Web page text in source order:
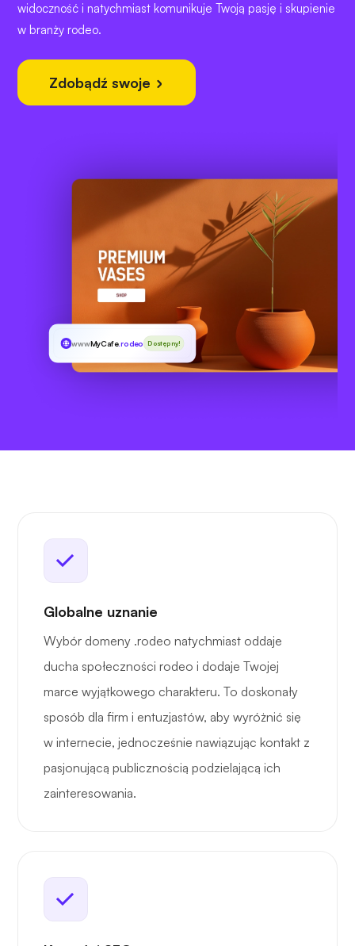
widoczność i natychmiast komunikuje Twoją pasję i skupienie
w branży rodeo.
Zdobądź swoje
wwwMyCafe.rodeo Dostępny!
Globalne uznanie
Wybór domeny .rodeo natychmiast oddaje
ducha społeczności rodeo i dodaje Twojej
marce wyjątkowego charakteru. To doskonały
sposób dla firm i entuzjastów, aby wyróżnić się
w internecie, jednocześnie nawiązując kontakt z
pasjonującą publicznością podzielającą ich
zainteresowania.